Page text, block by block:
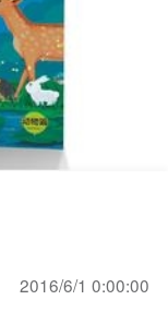
2016/6/1 0:00:00